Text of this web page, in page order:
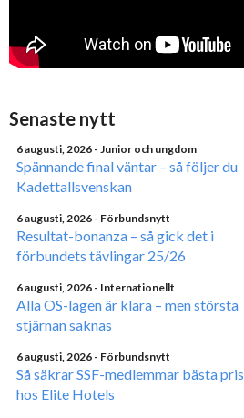
Senaste nytt
6 augusti, 2026 - Junior och ungdom
Spännande final väntar – så följer du
Kadettallsvenskan
6 augusti, 2026 - Förbundsnytt
Resultat-bonanza – så gick det i
förbundets tävlingar 25/26
6 augusti, 2026 - Internationellt
Alla OS-lagen är klara – men största
stjärnan saknas
6 augusti, 2026 - Förbundsnytt
Så säkrar SSF-medlemmar bästa pris
hos Elite Hotels